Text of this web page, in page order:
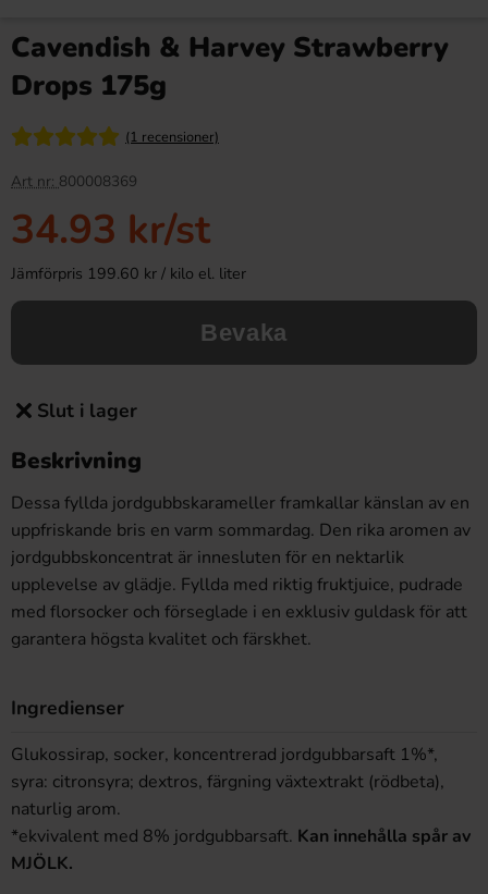
Cavendish & Harvey Strawberry
Drops 175g
(1 recensioner)
Art nr: 800008369
34.93 kr/st
Jämförpris 199.60 kr / kilo el. liter
Bevaka
Slut i lager
Beskrivning
Dessa fyllda jordgubbskarameller framkallar känslan av en
uppfriskande bris en varm sommardag. Den rika aromen av
jordgubbskoncentrat är innesluten för en nektarlik
upplevelse av glädje. Fyllda med riktig fruktjuice, pudrade
med florsocker och förseglade i en exklusiv guldask för att
garantera högsta kvalitet och färskhet.
Ingredienser
Glukossirap, socker, koncentrerad jordgubbarsaft 1%*,
syra: citronsyra; dextros, färgning växtextrakt (rödbeta),
naturlig arom.
*ekvivalent med 8% jordgubbarsaft. Kan innehålla spår av
MJÖLK.